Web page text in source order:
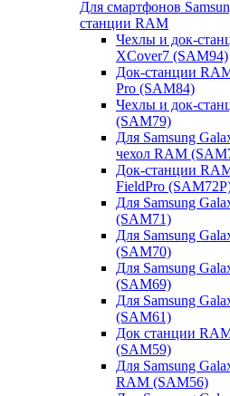
Для смартфонов
станции RAM
Чехлы и док-
XCover7 (SAM94)
Док-станции
Pro (SAM84)
Чехлы и док-
(SAM79)
Для Samsung
чехол RAM
Док-станции
FieldPro
Для Samsung
(SAM71)
Для Samsung
(SAM70)
Для Samsung
(SAM69)
Для Samsung
(SAM61)
Док станции
(SAM59)
Для Samsung
RAM (SAM56)